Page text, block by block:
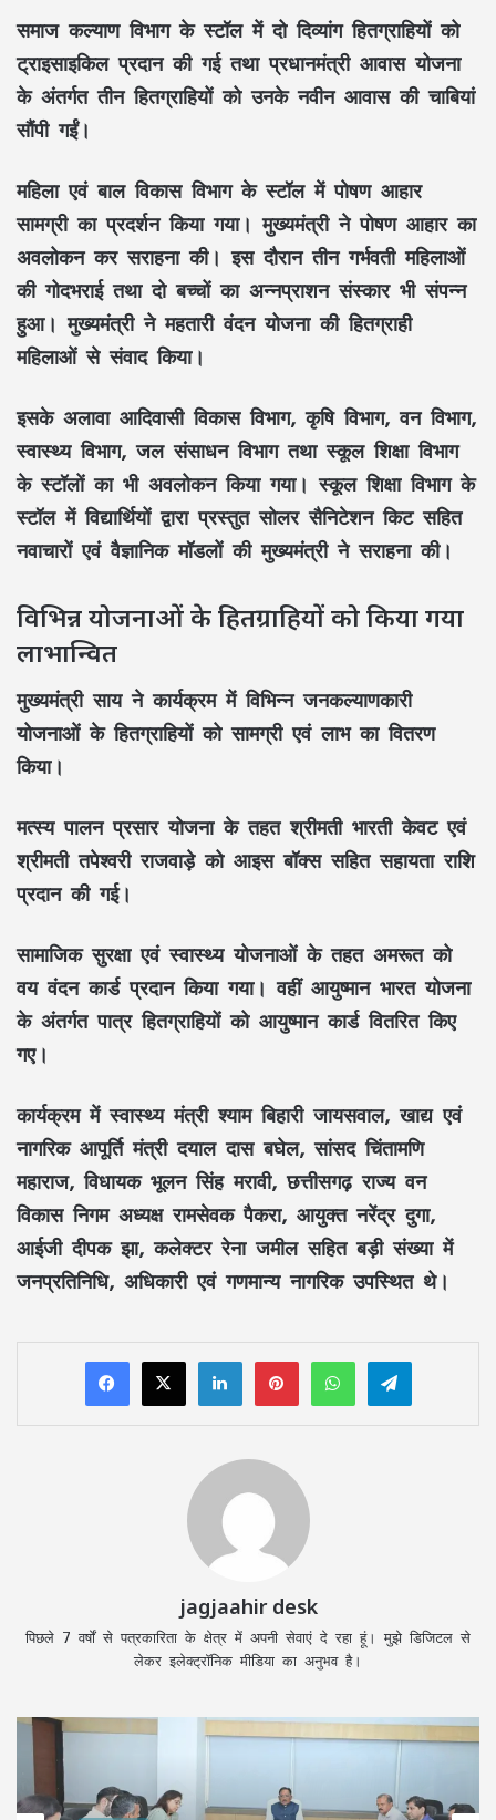
समाज कल्याण विभाग के स्टॉल में दो दिव्यांग हितग्राहियों को
ट्राइसाइकिल प्रदान की गई तथाप्रधानमंत्री आवास योजना
के अंतर्गत तीन हितग्राहियों को उनके नवीन आवास की चाबियां
सौंपी गईं।
महिला एवं बाल विकास विभाग के स्टॉल में पोषण आहार
सामग्री का प्रदर्शन किया गया। मुख्यमंत्री नेपोषण आहारका
अवलोकन कर सराहना की। इस दौरान तीन गर्भवती महिलाओं
कीगोदभराईतथा दो बच्चों का अन्नप्राशन संस्कारभी संपन्न
हुआ। मुख्यमंत्री नेमहतारी वंदन योजनाकी हितग्राही
महिलाओं से संवाद किया।
इसके अलावा आदिवासी विकास विभाग, कृषि विभाग, वन विभाग,
स्वास्थ्य विभाग, जल संसाधन विभाग तथा स्कूल शिक्षा विभाग
के स्टॉलों का भी अवलोकन किया गया। स्कूल शिक्षा विभाग के
स्टॉल में विद्यार्थियों द्वारा प्रस्तुतसोलर सैनिटेशन किटसहित
नवाचारों एवं वैज्ञानिक मॉडलों की मुख्यमंत्री ने सराहना की।
विभिन्न योजनाओं के हितग्राहियों को किया गया
लाभान्वित
मुख्यमंत्रीसायने कार्यक्रम में विभिन्न जनकल्याणकारी
योजनाओं के हितग्राहियों को सामग्री एवं लाभ का वितरण
किया।
मत्स्य पालन प्रसार योजना के तहत श्रीमती भारती केवट एवं
श्रीमती तपेश्वरी राजवाड़े को आइस बॉक्स सहित सहायता राशि
प्रदान की गई।
सामाजिक सुरक्षा एवं स्वास्थ्य योजनाओं के तहत अमरूत को
वय वंदन कार्डप्रदान किया गया। वहींआयुष्मान भारत योजना
के अंतर्गत पात्र हितग्राहियों को आयुष्मान कार्ड वितरित किए
गए।
कार्यक्रम में स्वास्थ्य मंत्रीश्याम बिहारी जायसवाल, खाद्य एवं
नागरिक आपूर्ति मंत्रीदयाल दास बघेल, सांसदचिंतामणि
महाराज, विधायकभूलन सिंह मरावी, छत्तीसगढ़ राज्य वन
विकास निगम अध्यक्षरामसेवक पैकरा, आयुक्तनरेंद्र दुगा,
आईजीदीपक झा, कलेक्टररेना जमीलसहित बड़ी संख्या में
जनप्रतिनिधि, अधिकारी एवं गणमान्य नागरिक उपस्थित थे।
LinkedInPinterestWhatsAppTelegram
jagjaahir desk
पिछले 7 वर्षों से पत्रकारिता के क्षेत्र में अपनी सेवाएं दे रहा हूं। मुझे डिजिटल से
लेकर इलेक्ट्रॉनिक मीडिया का अनुभव है।
छत्तीसगढ़